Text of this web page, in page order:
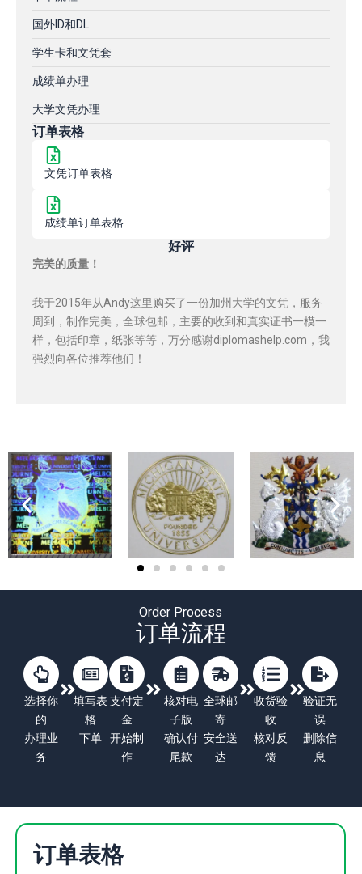
国外ID和DL
学生卡和文凭套
成绩单办理
大学文凭办理
订单表格
文凭订单表格
成绩单订单表格
好评
完美的质量！
我于2015年从Andy这里购买了一份加州大学的文凭，服务
周到，制作完美，全球包邮，主要的收到和真实证书一模一
样，包括印章，纸张等等，万分感谢diplomashelp.com，我
强烈向各位推荐他们！
Order Process
订单流程
选择你
的
办理业
务
填写表
格
下单
支付定
金
开始制
作
核对电
子版
确认付
尾款
全球邮
寄
安全送
达
收货验
收
核对反
馈
验证无
误
删除信
息
订单表格